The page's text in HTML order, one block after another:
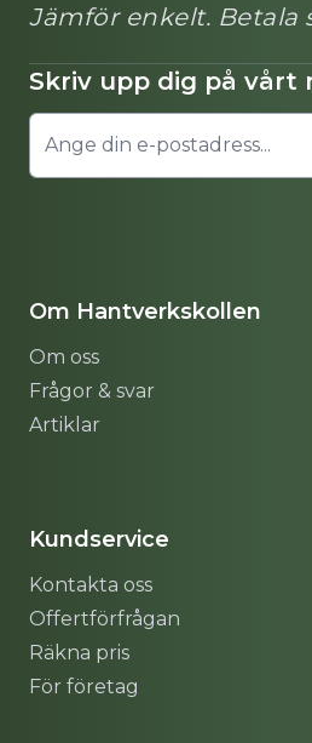
Jämför enkelt. Betala
Skriv upp dig på vårt
Om Hantverkskollen
Om oss
Frågor & svar
Artiklar
Kundservice
Kontakta oss
Offertförfrågan
Räkna pris
För företag